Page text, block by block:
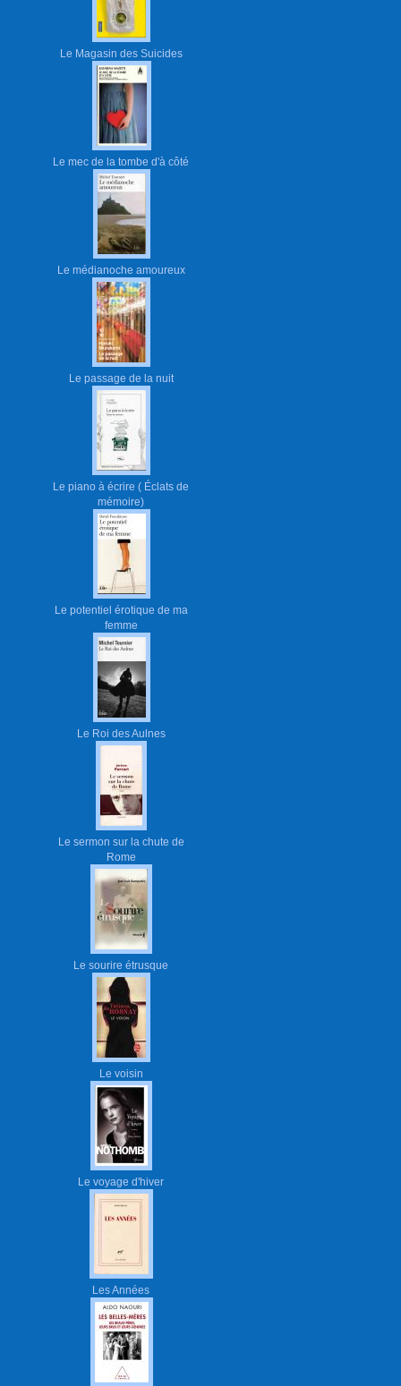
Le Magasin des Suicides
Le mec de la tombe d'à côté
Le médianoche amoureux
Le passage de la nuit
Le piano à écrire ( Éclats de
mémoire)
Le potentiel érotique de ma
femme
Le Roi des Aulnes
Le sermon sur la chute de
Rome
Le sourire étrusque
Le voisin
Le voyage d'hiver
Les Années